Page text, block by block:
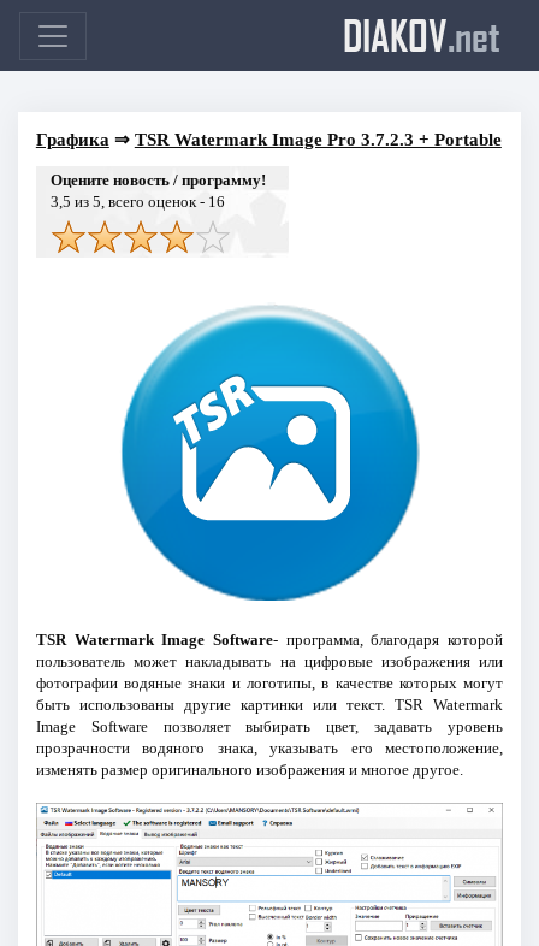
DIAKOV.net
Графика ⇒ TSR Watermark Image Pro 3.7.2.3 + Portable
Оцените новость / программу!
3,5 из 5, всего оценок - 16
TSR Watermark Image Software- программа, благодаря которой
пользователь может накладывать на цифровые изображения или
фотографии водяные знаки и логотипы, в качестве которых могут
быть использованы другие картинки или текст. TSR Watermark
Image Software позволяет выбирать цвет, задавать уровень
прозрачности водяного знака, указывать его местоположение,
изменять размер оригинального изображения и многое другое.